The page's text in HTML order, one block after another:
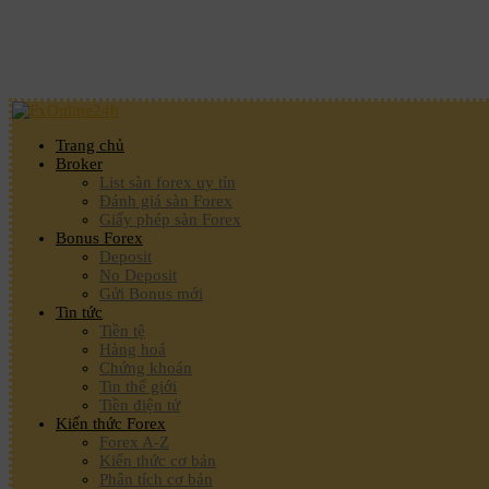
Trang chủ
Broker
List sàn forex uy tín
Đánh giá sàn Forex
Giấy phép sàn Forex
Bonus Forex
Deposit
No Deposit
Gửi Bonus mới
Tin tức
Tiền tệ
Hàng hoá
Chứng khoán
Tin thế giới
Tiền điện tử
Kiến thức Forex
Forex A-Z
Kiến thức cơ bản
Phân tích cơ bản